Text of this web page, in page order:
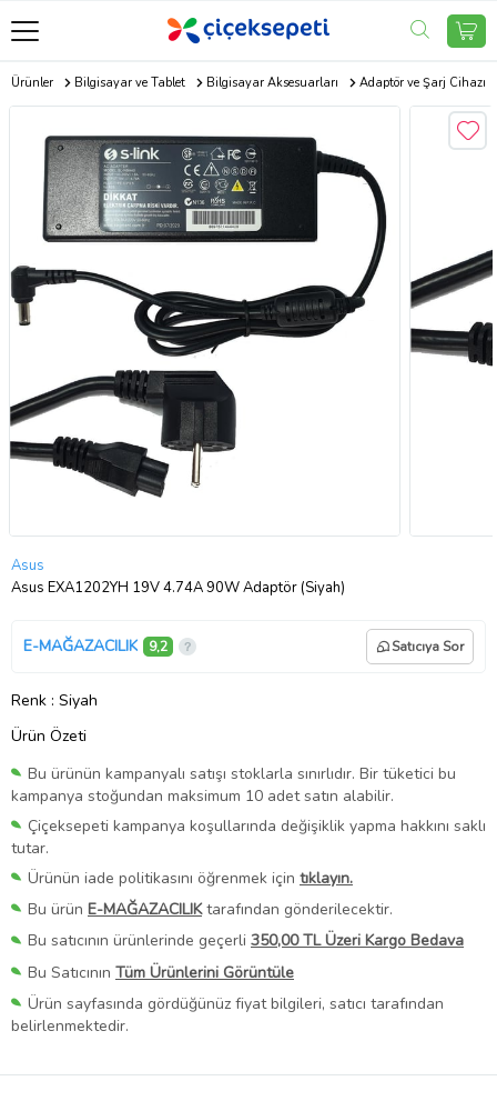
Ürünler Bilgisayar ve Tablet Bilgisayar Aksesuarları Adaptör ve Şarj Cihazı
Asus
Asus EXA1202YH 19V 4.74A 90W Adaptör (Siyah)
E-MAĞAZACILIK 9,2 Satıcıya Sor
Renk : Siyah
Ürün Özeti
Bu ürünün kampanyalı satışı stoklarla sınırlıdır. Bir tüketici bu
kampanya stoğundan maksimum 10 adet satın alabilir.
Çiçeksepeti kampanya koşullarında değişiklik yapma hakkını saklı
tutar.
Ürünün iade politikasını öğrenmek için tıklayın.
Bu ürün E-MAĞAZACILIKtarafından gönderilecektir.
Bu satıcının ürünlerinde geçerli 350,00 TL Üzeri Kargo Bedava
Bu Satıcının Tüm Ürünlerini Görüntüle
Ürün sayfasında gördüğünüz fiyat bilgileri, satıcı tarafından
belirlenmektedir.